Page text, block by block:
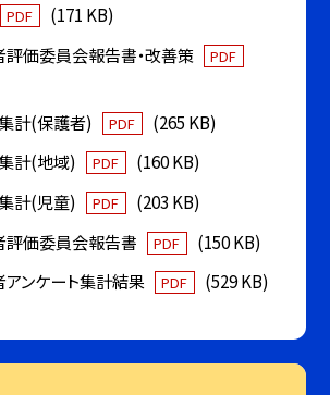
PDF
(171 KB)
価委員会報告書・改善策
PDF
計(保護者)
PDF
(265 KB)
計(地域)
PDF
(160 KB)
計(児童)
PDF
(203 KB)
評価委員会報告書
PDF
(150 KB)
ンケート集計結果
PDF (529 KB)